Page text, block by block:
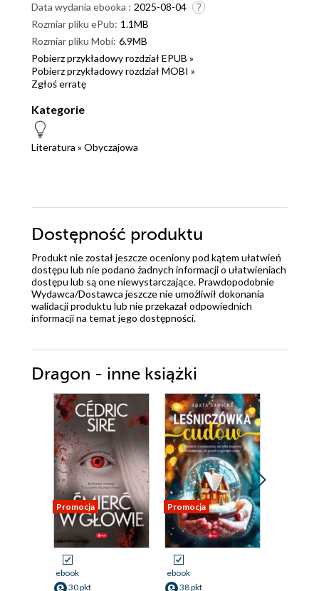
Data wydania ebooka : 2025-08-04
Rozmiar pliku ePub: 1.1MB
Rozmiar pliku Mobi: 6.9MB
Pobierz przykładowy rozdział EPUB »
Pobierz przykładowy rozdział MOBI »
Zgłoś erratę
Kategorie
Literatura » Obyczajowa
Dostępność produktu
Produkt nie został jeszcze oceniony pod kątem ułatwień
dostępu lub nie podano żadnych informacji o ułatwieniach
dostępu lub są one niewystarczające. Prawdopodobnie
Wydawca/Dostawca jeszcze nie umożliwił dokonania
walidacji produktu lub nie przekazał odpowiednich
informacji na temat jego dostępności.
Dragon - inne książki
Promocja
ebook
30 pkt
Promocja
ebook
38 pkt